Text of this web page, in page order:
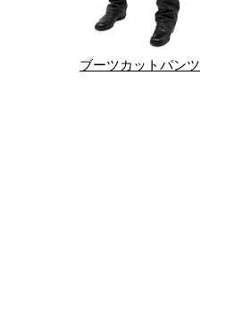
ブーツカットパンツ